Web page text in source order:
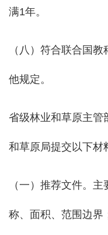
满1年。
（八）符合联合国
他规定。
省级林业和草原主管
和草原局提交以下材
（一）推荐文件。
称、面积、范围边界